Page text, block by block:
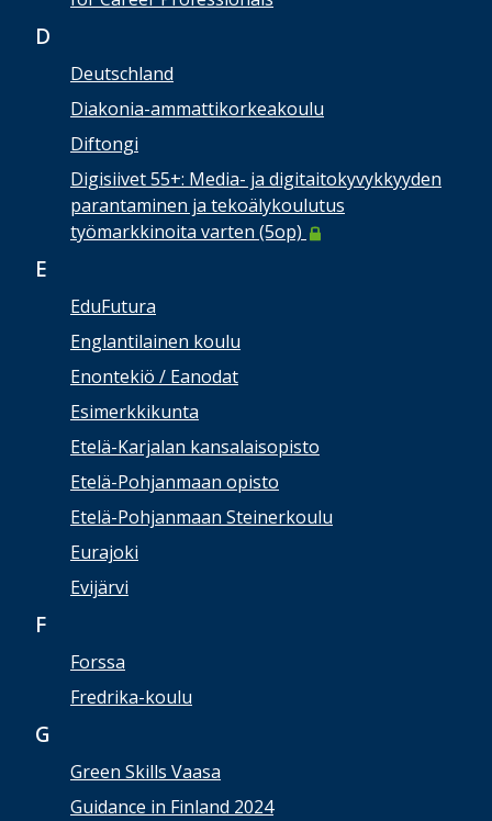
D
Deutschland
Diakonia-ammattikorkeakoulu
Diftongi
Digisiivet 55+: Media- ja digitaitokyvykkyyden
parantaminen ja tekoälykoulutus
työmarkkinoita varten (5op)
E
EduFutura
Englantilainen koulu
Enontekiö / Eanodat
Esimerkkikunta
Etelä-Karjalan kansalaisopisto
Etelä-Pohjanmaan opisto
Etelä-Pohjanmaan Steinerkoulu
Eurajoki
Evijärvi
F
Forssa
Fredrika-koulu
G
Green Skills Vaasa
Guidance in Finland 2024